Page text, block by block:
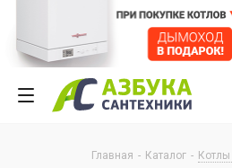
Главная - Каталог - Котлы